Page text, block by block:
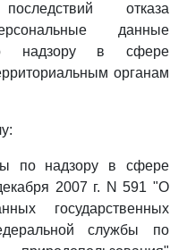
отказа
данные
надзору в сфере
органам
по надзору в сфере
2007 г. N 591 "О
государственных
службы по